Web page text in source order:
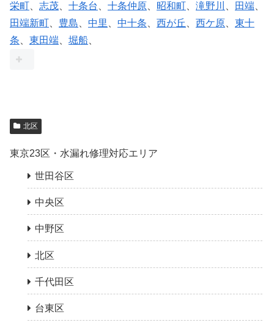
栄町
志茂 十条台 十条仲原 昭和町 滝野川 田端
田端新町
豊島 中里 中十条 西が丘 西ケ原
東十
条
東田端 堀船
北区
東京23区・水漏れ修理対応エリア
世田谷区
中央区
中野区
北区
千代田区
台東区